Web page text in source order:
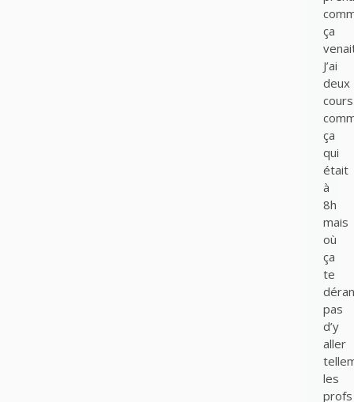
ça
J’ai
deux
cours
ça
qui
était
à
8h
mais
où
ça
te
pas
d’y
aller
les
profs